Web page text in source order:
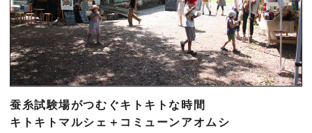
蚕糸試験場がつむぐキトキトな時間
キトキトマルシェ＋コミューンアオムシ